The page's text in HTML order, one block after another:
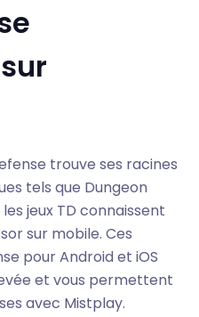
trouve ses racines
tels que Dungeon
jeux TD connaissent
sur mobile. Ces
pour Android et iOS
et vous permettent
avec Mistplay.